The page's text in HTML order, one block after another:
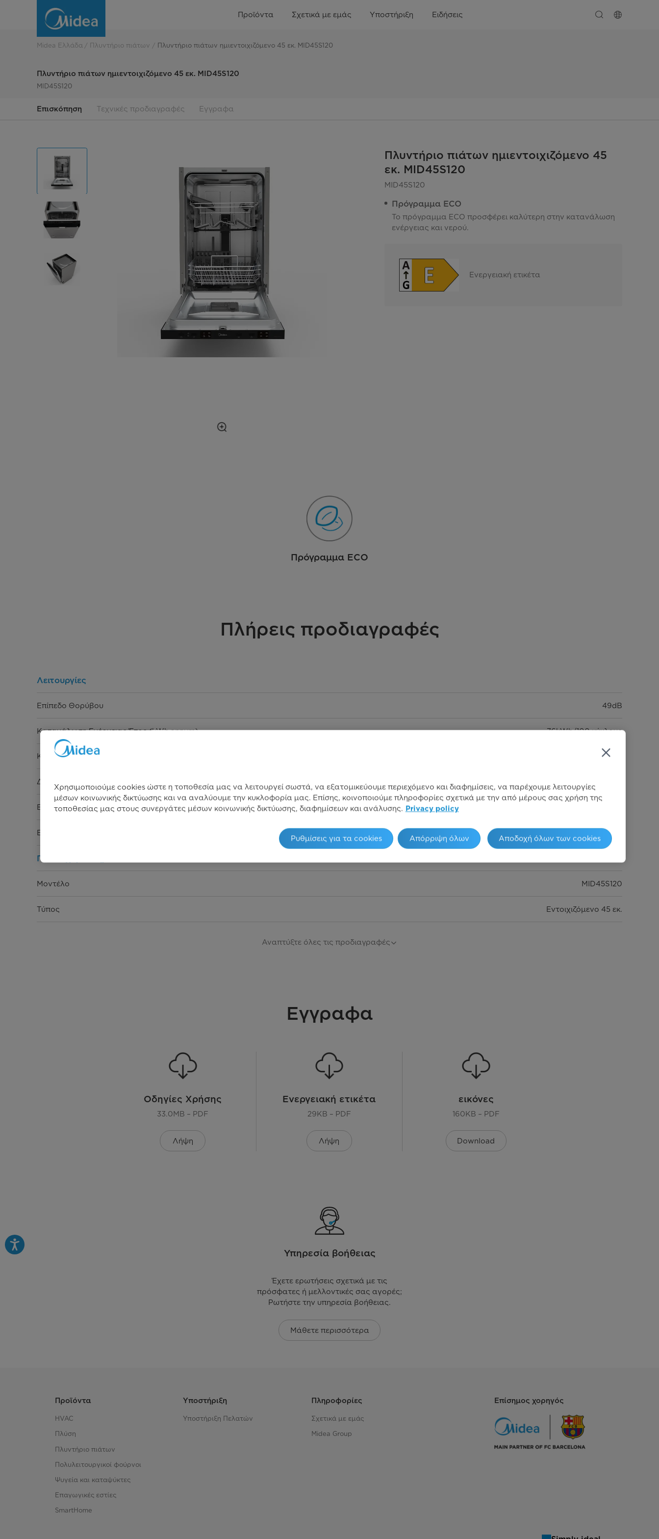
Πλυντήριο
ημιεντοιχιζόμενο
Προϊόντα Σχετικά με εμάς Υποστήριξη Ειδήσεις
Midea Ελλάδα Πλυντήριο πιάτων Πλυντήριο πιάτων ημιεντοιχιζόμενο 45 εκ. MID45S120
Πλυντήριο πιάτων ημιεντοιχιζόμενο 45 εκ. MID45S120
MID45S120
Επισκόπηση Τεχνικές προδιαγραφές Εγγραφα
Πλυντήριο πιάτων ημιεντοιχιζόμενο 45
εκ. MID45S120
MID45S120
Πρόγραμμα ECO
Το πρόγραμμα ECO προσφέρει καλύτερη στην κατανάλωση
ενέργειας και νερού.
Ενεργειακή ετικέτα
Πρόγραμμα ECO
Πλήρεις προδιαγραφές
Λειτουργίες
Επίπεδο Θορύβου 49dB
Κατανάλωση Ενέργειας Έτος (kWh annum) 76kWh/100 κύκλους
Κατανάλωση Νερού 9Lt/Κύκλο πλύσης
Διαστάσεις (Υ x Π x Β) cm 81,5 x 44,8 x 55cm
Εγγύηση
EAN CODE 6939962618234
Γενικά χαρακτηριστικά
Μοντέλο MID45S120
Τύπος Εντοιχιζόμενο 45 εκ.
Δυνατότητα πλύσης με μισό φορτίο, Πρόγραμμα Hygiene Pro για καθαρισμό
και εσωτερική προστασία, Χρονοδιακοπτης - Καθυστέρηση έναρξης 3-6-9-12
Αναπτύξτε όλες τις προδιαγραφές
Εγγραφα
Οδηγίες Χρήσης
33.0MB – PDF
Λήψη
Ενεργειακή ετικέτα
29KB – PDF
Λήψη
εικόνες
160KB – PDF
Download
Υπηρεσία βοήθειας
Έχετε ερωτήσεις σχετικά με τις
πρόσφατες ή μελλοντικές σας αγορές;
Ρωτήστε την υπηρεσία βοήθειας.
Μάθετε περισσότερα
Προϊόντα
HVAC
Πλύση
Πλυντήριο πιάτων
Πολυλειτουργικοί φούρνοι
Ψυγεία και καταψύκτες
Επαγωγικές εστίες
SmartHome
Υποστήριξη
Υποστήριξη Πελατών
Πληροφορίες
Σχετικά με εμάς
Midea Group
Επίσημος χορηγός
Χρησιμοποιούμε cookies ώστε η τοποθεσία μας να λειτουργεί σωστά, να εξατομικεύουμε περιεχόμενο και διαφημίσεις, να παρέχουμε λειτουργίες
μέσων κοινωνικής δικτύωσης και να αναλύουμε την κυκλοφορία μας. Επίσης, κοινοποιούμε πληροφορίες σχετικά με την από μέρους σας χρήση της
τοποθεσίας μας στους συνεργάτες μέσων κοινωνικής δικτύωσης, διαφημίσεων και ανάλυσης. Privacy policy
Απόρριψη όλων Αποδοχή όλων των cookies
Ρυθμίσεις για τα cookies